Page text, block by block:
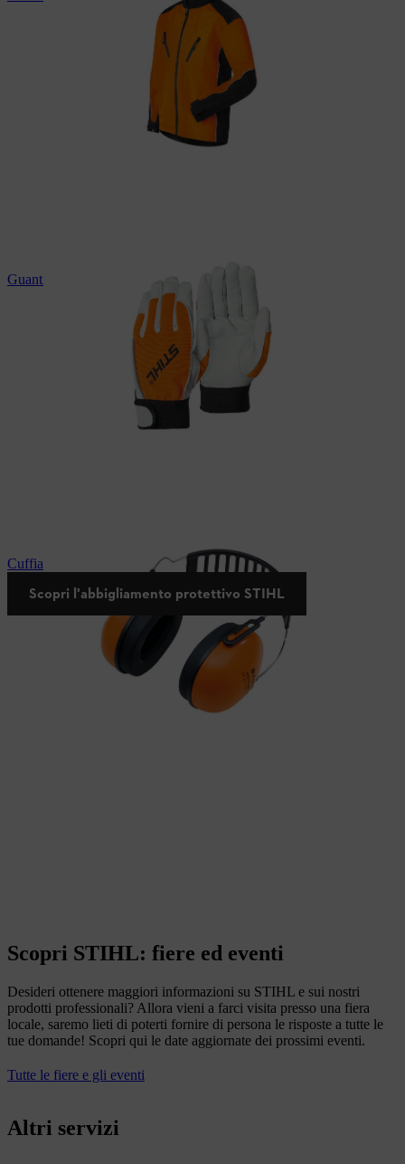
Guanti da lavoro STIHL
Cuffia di protezione auricolare STIHL
Scopri l'abbigliamento protettivo STIHL
Scopri STIHL: fiere ed eventi
Desideri ottenere maggiori informazioni su STIHL e sui nostri
prodotti professionali? Allora vieni a farci visita presso una fiera
locale, saremo lieti di poterti fornire di persona le risposte a tutte le
tue domande! Scopri qui le date aggiornate dei prossimi eventi.
Tutte le fiere e gli eventi
Altri servizi